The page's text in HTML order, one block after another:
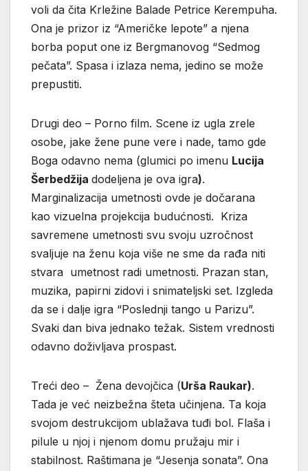
voli da čita Krležine Balade Petrice Kerempuha.
Ona je prizor iz “Američke lepote” a njena
borba poput one iz Bergmanovog “Sedmog
pečata”. Spasa i izlaza nema, jedino se može
prepustiti.
Drugi deo – Porno film. Scene iz ugla zrele
osobe, jake žene pune vere i nade, tamo gde
Boga odavno nema (glumici po imenu Lucija
Šerbedžija dodeljena je ova igra).
Marginalizacija umetnosti ovde je dočarana
kao vizuelna projekcija budućnosti. Kriza
savremene umetnosti svu svoju uzročnost
svaljuje na ženu koja više ne sme da rađa niti
stvara umetnost radi umetnosti. Prazan stan,
muzika, papirni zidovi i snimateljski set. Izgleda
da se i dalje igra “Poslednji tango u Parizu”.
Svaki dan biva jednako težak. Sistem vrednosti
odavno doživljava prospast.
Treći deo – Žena devojčica (Urša Raukar).
Tada je već neizbežna šteta učinjena. Ta koja
svojom destrukcijom ublažava tuđi bol. Flaša i
pilule u njoj i njenom domu pružaju mir i
stabilnost. Raštimana je “Jesenja sonata”. Ona